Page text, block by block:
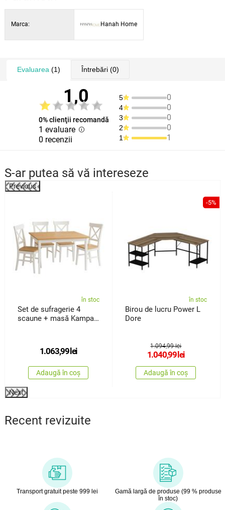
Material: placă de PAL acoperită 100% cu melamină
Adâncime: 28 cm
Marca: Hanah Home
Evaluarea (1) Întrebări(0)
1,0
0% clienţii recomandă
1 evaluare
0 recenzii
5 0
4 0
3 0
2 0
1 1
S-ar putea să vă intereseze
Previous
în stoc
Set de sufragerie 4
scaune + masă Kampali,
1.063,99lei
Adaugă în coș
-5%
în stoc
Birou de lucru Power L
Dore
1.094,99 lei
1.040,99lei
Adaugă în coș
Next
Recent revizuite
Transport gratuit peste 999 lei
Gamă largă de produse (99 % produse
în stoc)